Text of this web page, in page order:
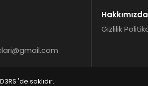
Hakkımızda
Gizlilik
'de saklıdır.